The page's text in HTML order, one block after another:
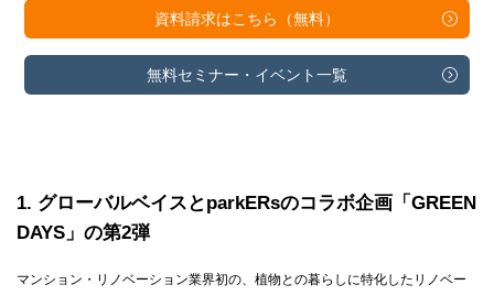
資料請求はこちら（無料）
無料セミナー・ イベント一覧
1 グローバルベイスとparkERsのコラボ企画「GREEN
DAYS」の第2弾
マンション・リノベーション業界初の、植物との暮らしに特化したリノベー